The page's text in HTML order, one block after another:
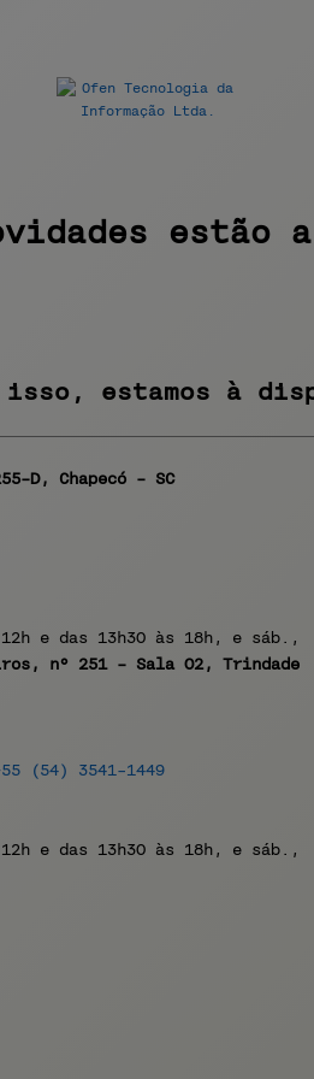
estão
isso, estamos à
D, Chapecó- Santa
Catarina
e das 13h30 às 18h, e sáb.,
nº 251 - Sala 02, Trindade
(54) 3541-1449
e das 13h30 às 18h, e sáb.,